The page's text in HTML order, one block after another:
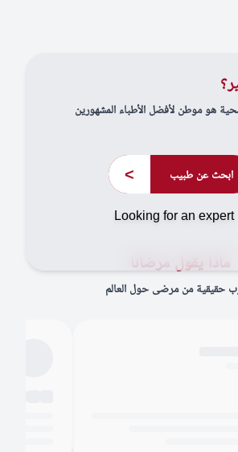
هو موطن لأفضل الأطباء المشهورين
ابحث عن طبيب >
ماذا يقول مرضانا
حقيقية من مرضى حول العالم